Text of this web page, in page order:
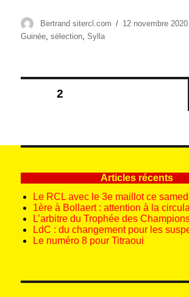
Auteur
Bertrand sitercl.com
Publié
12 novembre 2020
Guinée ,sélection ,Sylla
Pagination
PAGE2
Articles récents
Le RCL avec le 3e maillot ce
1ère à Bollaert : attention à la
L’arbitre du Trophée des
LdC : du changement pour les
Le numéro 8 pour Titraoui